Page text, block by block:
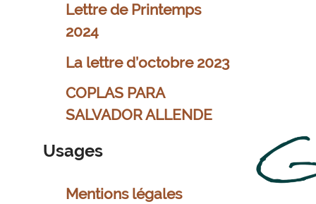
Lettre de Printemps
2024
La lettre d’octobre 2023
COPLAS PARA
SALVADOR ALLENDE
Usages
Mentions légales